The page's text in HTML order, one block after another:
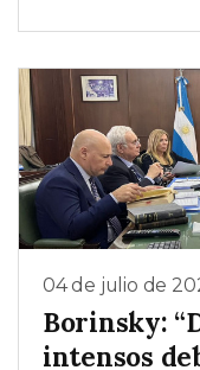
04 de julio de
Borinsky:
intensos